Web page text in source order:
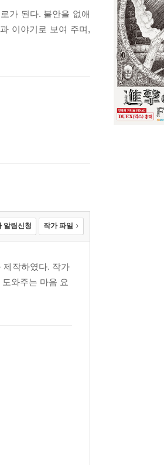
가 된다. 불안을 없애
이야기로 보여 주며,
알림신청 작가 파일
제작하였다. 작가
와주는 마음 요